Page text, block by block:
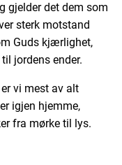
gjelder det dem som
sterk motstand
Guds kjærlighet,
jordens ender.
vi mest av alt
igjen hjemme,
fra mørke til lys.